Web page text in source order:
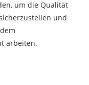
um die Qualität
und
arbeiten.